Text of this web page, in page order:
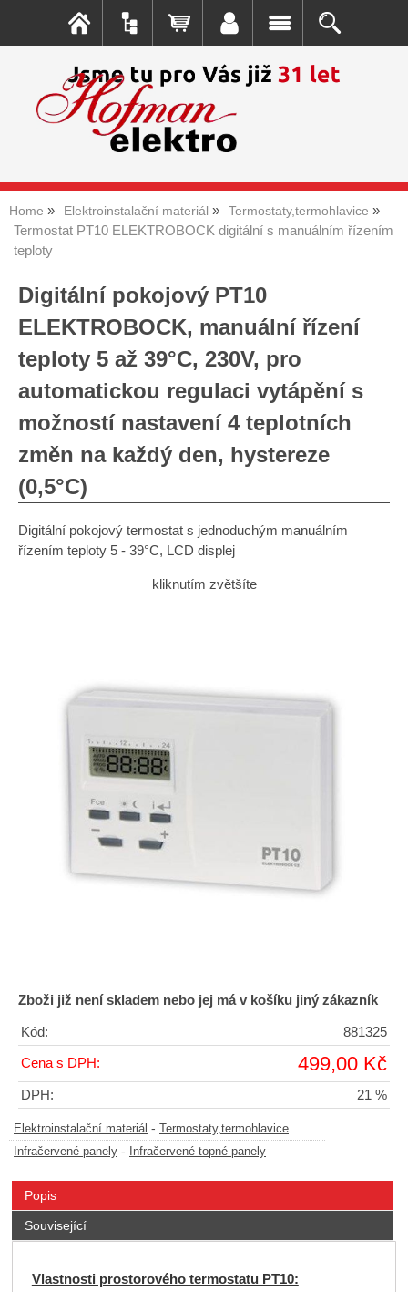
Home Elektroinstalační materiál Termostaty,termohlavice
Termostat PT10 ELEKTROBOCK digitální s manuálním řízením
teploty
Digitální pokojový PT10
ELEKTROBOCK, manuální řízení
teploty 5 až 39°C, 230V, pro
automatickou regulaci vytápění s
možností nastavení 4 teplotních
změn na každý den, hystereze
(0,5°C)
Digitální pokojový termostat s jednoduchým manuálním
řízením teploty 5 - 39°C, LCD displej
kliknutím zvětšíte
Zboži již není skladem nebo jej má v košíku jiný zákazník
Kód: 881325
Cena s DPH: 499,00 Kč
DPH: 21 %
Elektroinstalační materiál -
Termostaty,termohlavice
Infračervené panely - Infračervené topné panely
Popis
Související
Vlastnosti prostorového termostatu PT10: